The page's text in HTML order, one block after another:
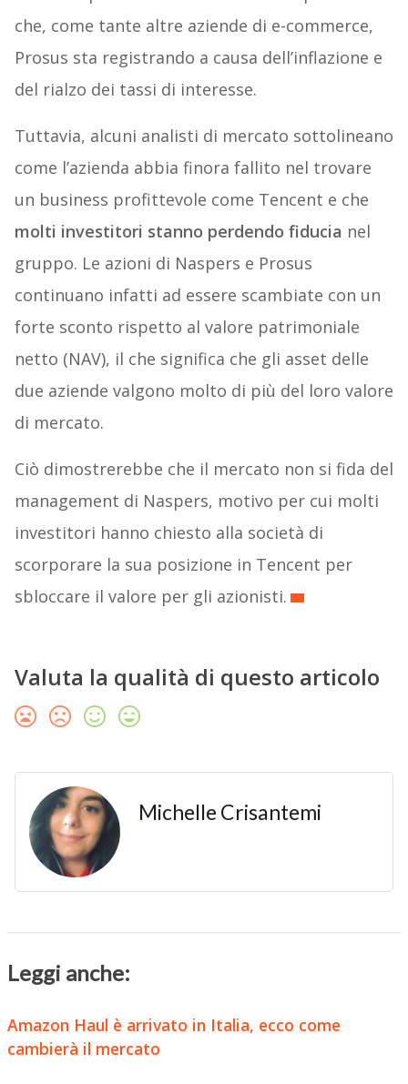
che, come tante altre aziende di e-commerce,
Prosus sta registrando a causa dell’inflazione e
del rialzo dei tassi di interesse.
Tuttavia, alcuni analisti di mercato sottolineano
come l’azienda abbia finora fallito nel trovare
un business profittevole come Tencent e che
molti investitori stanno perdendo fiducia nel
gruppo. Le azioni di Naspers e Prosus
continuano infatti ad essere scambiate con un
forte sconto rispetto al valore patrimoniale
netto (NAV), il che significa che gli asset delle
due aziende valgono molto di più del loro valore
di mercato.
Ciò dimostrerebbe che il mercato non si fida del
management di Naspers, motivo per cui molti
investitori hanno chiesto alla società di
scorporare la sua posizione in Tencent per
sbloccare il valore per gli azionisti.
Valuta la qualità di questo articolo
Michelle Crisantemi
Leggi anche:
Amazon Haul è arrivato in Italia, ecco come
cambierà il mercato